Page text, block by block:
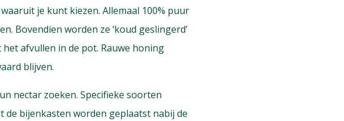
je kunt kiezen. Allemaal 100% puur
Bovendien worden ze ‘koud geslingerd’
afvullen in de pot. Rauwe honing
blijven.
nectar zoeken. Specifieke soorten
de bijenkasten worden geplaatst nabij de